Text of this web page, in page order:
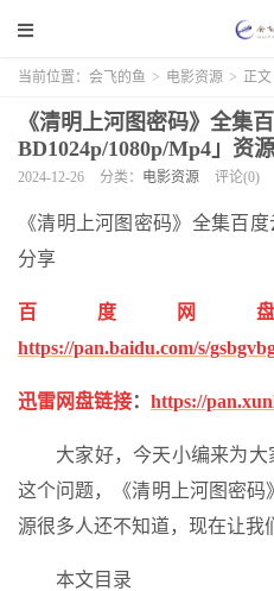
当前位置： 会飞的鱼 > 电影资源 > 正文
《清明上河图密码》全集
BD1024p/1080p/Mp4」资
2024-12-26 分类： 电影资源 评论(0)
《清明上河图密码》全集百
分享
百度网
https://pan.baidu.com/s/
迅雷网盘链接： https://
大家好，今天小编来为
这个问题，《清明上河图密
源很多人还不知道，现在让我
本文目录